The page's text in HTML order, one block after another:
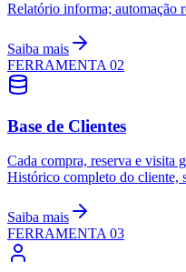
Relatório informa; automação
Saiba mais
FERRAMENTA 02
Base de Clientes
Cada compra, reserva e visita
Histórico completo do cliente,
Saiba mais
FERRAMENTA 03